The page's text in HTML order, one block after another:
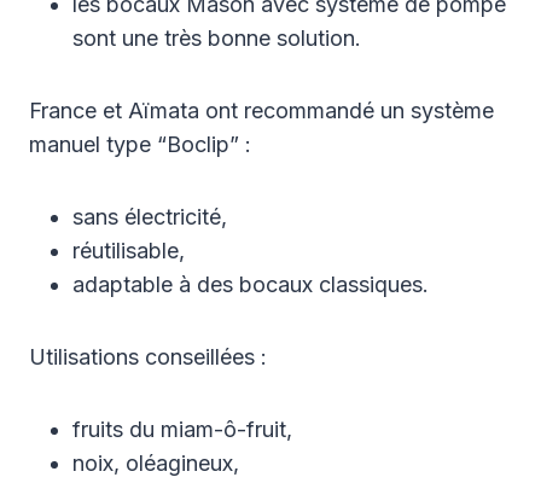
sont une très bonne solution.
France et Aïmata ont recommandé un système
manuel type “Boclip” :
sans électricité,
réutilisable,
adaptable à des bocaux classiques.
Utilisations conseillées :
fruits du miam-ô-fruit,
noix, oléagineux,